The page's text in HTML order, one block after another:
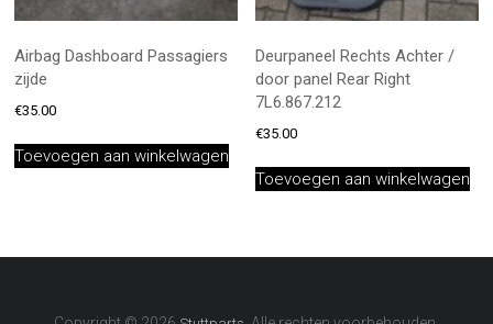
Airbag Dashboard Passagiers
zijde
€35.00
Toevoegen aan winkelwagen
Deurpaneel Rechts Achter /
door panel Rear Right
7L6.867.212
€35.00
Toevoegen aan winkelwagen